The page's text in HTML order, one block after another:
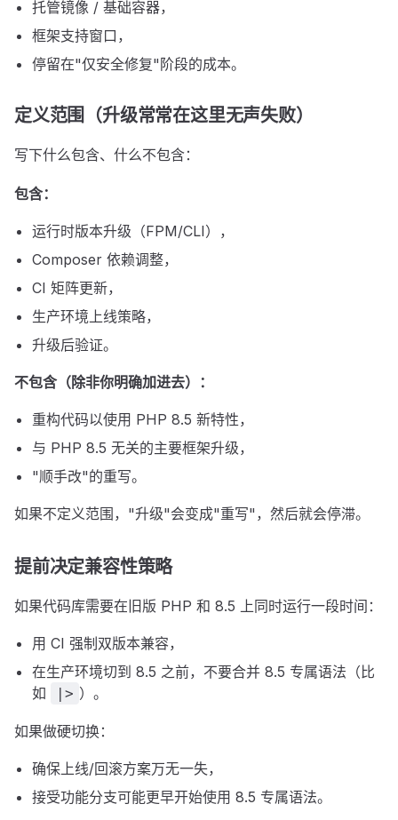
托管镜像 / 基础容器，
框架支持窗口，
停留在"仅安全修复"阶段的成本。
定义范围（升级常常在这里无声失败）
写下什么包含、什么不包含：
包含：
运行时版本升级（FPM/CLI），
Composer 依赖调整，
CI 矩阵更新，
生产环境上线策略，
升级后验证。
不包含（除非你明确加进去）：
重构代码以使用 PHP 8.5 新特性，
与 PHP 8.5 无关的主要框架升级，
"顺手改"的重写。
如果不定义范围，"升级"会变成"重写"，然后就会停滞。
提前决定兼容性策略
如果代码库需要在旧版 PHP 和 8.5 上同时运行一段时间：
用 CI 强制双版本兼容，
在生产环境切到 8.5 之前，不要合并 8.5 专属语法（比
如
|> ）。
如果做硬切换：
确保上线/回滚方案万无一失，
接受功能分支可能更早开始使用 8.5 专属语法。